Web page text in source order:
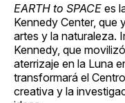
EARTH to SPACE es
Kennedy Center, que
artes y la naturaleza.
Kennedy, que
aterrizaje en la Luna
transformará el
creativa y la